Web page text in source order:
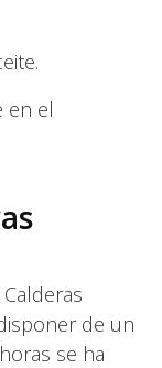
en el
de un
se ha